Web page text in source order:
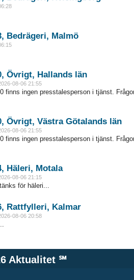
Bedrägeri, Malmö
Övrigt, Hallands län
08-06 21:55
finns ingen presstalesperson i tjänst.
Övrigt, Västra Götalands län
08-06 21:55
finns ingen presstalesperson i tjänst.
Häleri, Motala
08-06 21:15
för häleri...
Rattfylleri, Kalmar
08-06 20:58
Aktualitet℠